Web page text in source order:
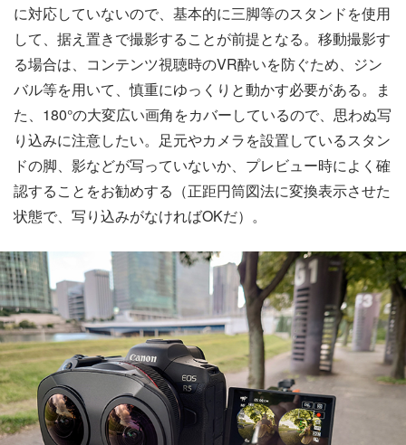
に対応していないので、基本的に三脚等のスタンドを使用
して、据え置きで撮影することが前提となる。移動撮影す
る場合は、コンテンツ視聴時のVR酔いを防ぐため、ジン
バル等を用いて、慎重にゆっくりと動かす必要がある。ま
た、180°の大変広い画角をカバーしているので、思わぬ写
り込みに注意したい。足元やカメラを設置しているスタン
ドの脚、影などが写っていないか、プレビュー時によく確
認することをお勧めする（正距円筒図法に変換表示させた
状態で、写り込みがなければOKだ）。